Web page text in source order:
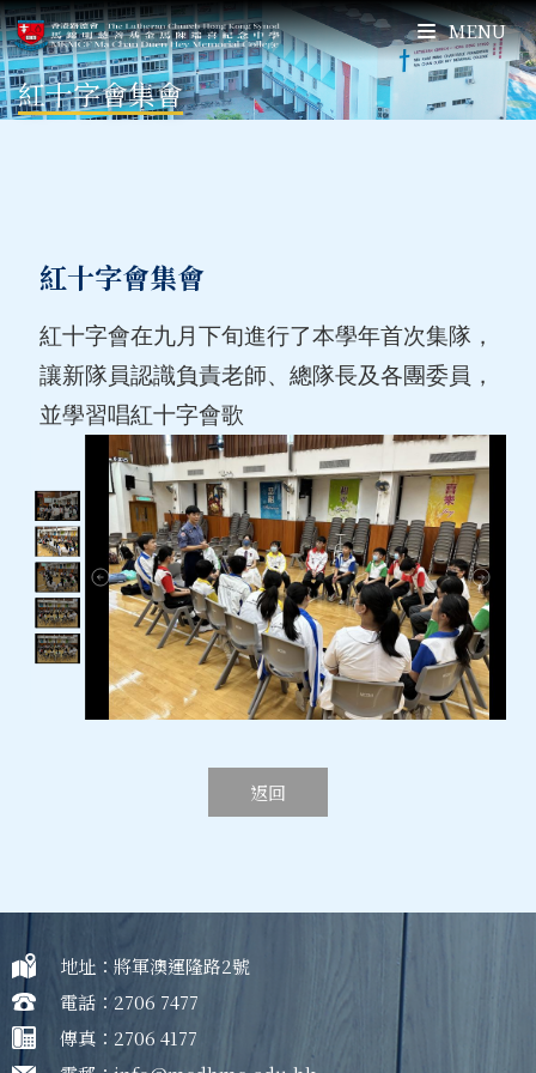
MENU
紅十字會集會
紅十字會集會
紅十字會在九月下旬進行了本學年首次集隊，
讓新隊員認識負責老師、總隊長及各團委員，
並學習唱紅十字會歌
返回
地址：將軍澳運隆路2號
電話：2706 7477
傳真：2706 4177